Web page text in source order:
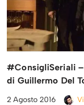
#ConsigliSeriali –
di Guillermo Del
2 Agosto 2016